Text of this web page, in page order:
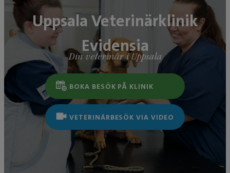
Uppsala Veterinärklinik
Evidensia
Din veterinär i Uppsala
BOKA BESÖK PÅ KLINIK
VETERINÄRBESÖK VIA VIDEO